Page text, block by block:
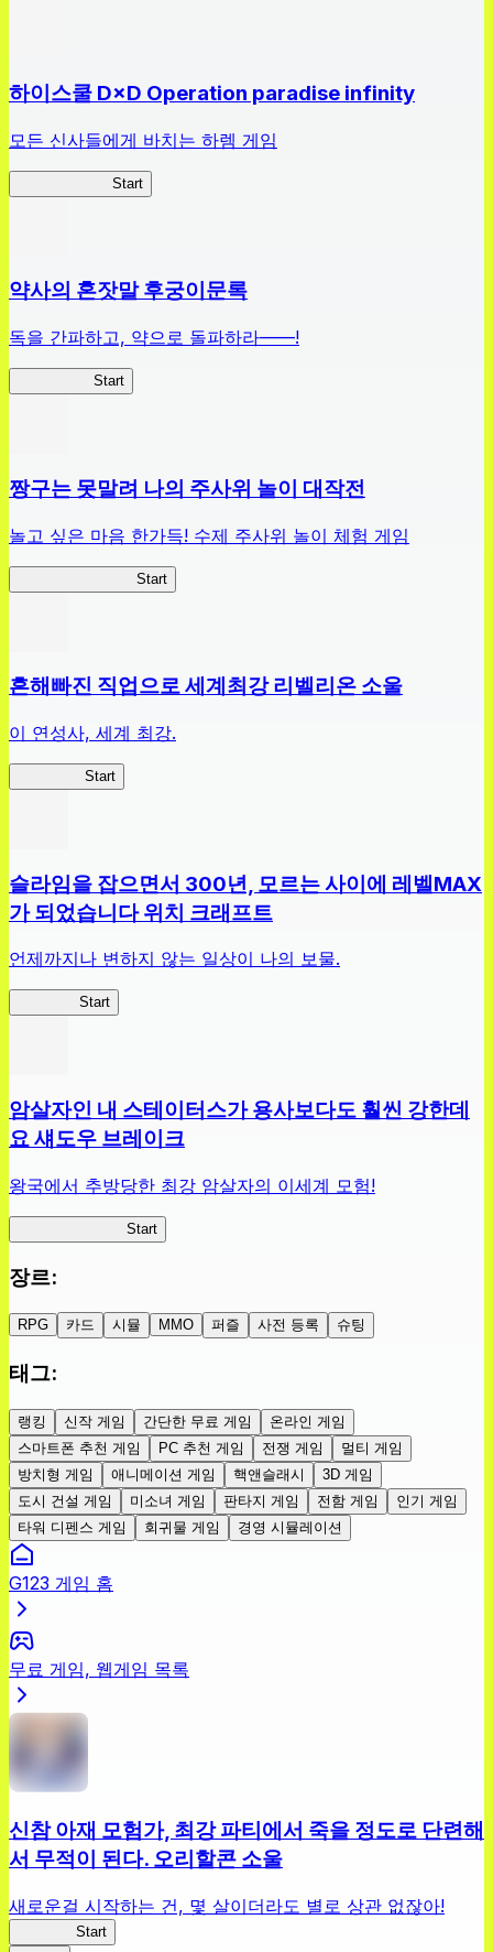
하이스쿨 D×D Operation paradise infinity
모든 신사들에게 바치는 하렘 게임
Start
약사의 혼잣말 후궁이문록
독을 간파하고, 약으로 돌파하라——!
Start
짱구는 못말려 나의 주사위 놀이 대작전
놀고 싶은 마음 한가득! 수제 주사위 놀이 체험 게임
Start
흔해빠진 직업으로 세계최강 리벨리온 소울
이 연성사, 세계 최강.
Start
슬라임을 잡으면서 300년, 모르는 사이에 레벨MAX
가 되었습니다 위치 크래프트
언제까지나 변하지 않는 일상이 나의 보물.
Start
암살자인 내 스테이터스가 용사보다도 훨씬 강한데
요 섀도우 브레이크
왕국에서 추방당한 최강 암살자의 이세계 모험!
Start
장르:
RPG 카드 시뮬 MMO 퍼즐 사전 등록 슈팅
태그:
랭킹 신작 게임 간단한 무료 게임
온라인 게임
스마트폰 추천 게임
PC 추천 게임 전쟁 게임
멀티 게임
방치형 게임
애니메이션 게임 핵앤슬래시
3D 게임
도시 건설 게임
미소녀 게임 판타지 게임 전함 게임
인기 게임
타워 디펜스 게임
회귀물 게임 경영 시뮬레이션
G123 게임 홈
무료 게임, 웹게임 목록
신참 아재 모험가, 최강 파티에서 죽을 정도로 단련해
서 무적이 된다. 오리할콘 소울
새로운걸 시작하는 건, 몇 살이더라도 별로 상관 없잖아!
Start